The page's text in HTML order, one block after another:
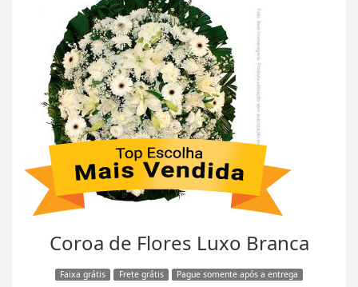
Coroa de Flores Luxo Branca
Faixa grátis Frete grátis Pague somente após a entrega